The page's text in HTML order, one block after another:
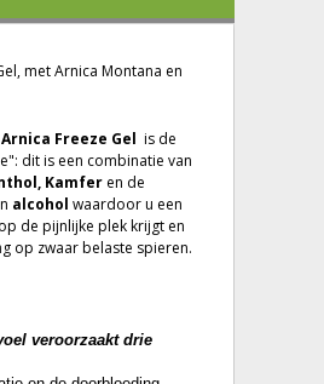
met Arnica Montana en
Arnica Freeze Gel is de
dit is een combinatie van
Kamfer en de
alcohol waardoor u een
de pijnlijke plek krijgt en
op zwaar belaste spieren.
veroorzaakt drie